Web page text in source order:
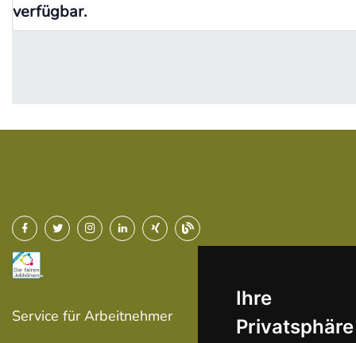
Ihre
Privatsphäre
verfügbar.
Service für Arbeitnehmer